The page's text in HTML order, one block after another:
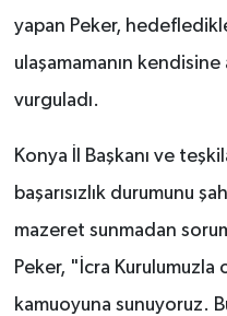
yapan Peker,
ulaşamamanın
vurguladı.
Konya İl Başkanı ve
başarısızlık durumunu
mazeret sunmadan
Peker, "İcra Kurulumuzla
kamuoyuna sunuyoruz.